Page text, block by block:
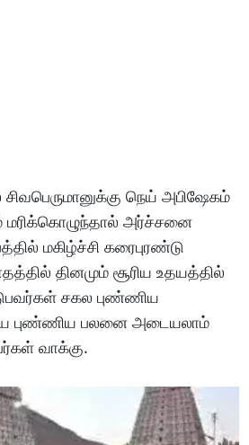
நெய் அபிஷேகம்
மரிக்கொழுந்தால் அர்ச்சனை
மகிழ்ச்சி கரைபுரண்டு
தினமும் சூரிய உதயத்தில்
சகல புண்ணிய
புண்ணிய பலனை அடையலாம்
வாக்கு.